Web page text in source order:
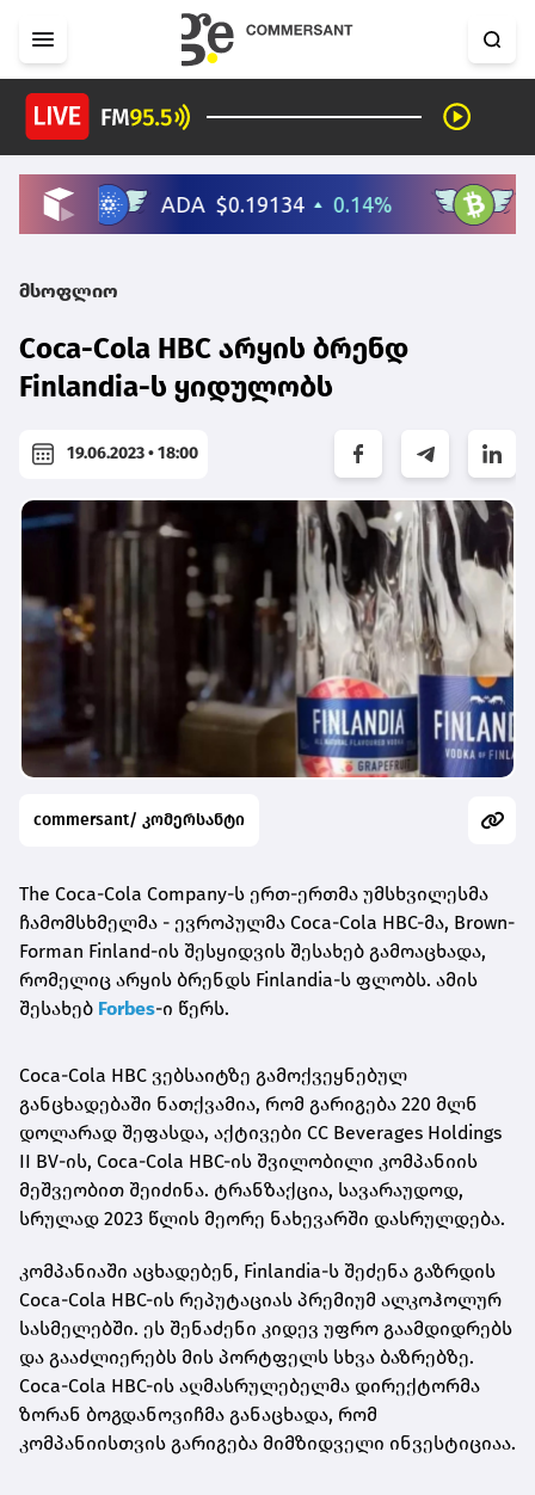
მსოფლიო
Coca-Cola HBC არყის ბრენდ
Finlandia-ს ყიდულობს
19.06.2023 • 18:00
commersant/ კომერსანტი
The Coca-Cola Company-ს ერთ-ერთმა უმსხვილესმა
ჩამომსხმელმა - ევროპულმა Coca-Cola HBC-მა, Brown-
Forman Finland-ის შესყიდვის შესახებ გამოაცხადა,
რომელიც არყის ბრენდს Finlandia-ს ფლობს. ამის
შესახებ Forbes-ი წერს.
Coca-Cola HBC ვებსაიტზე გამოქვეყნებულ
განცხადებაში ნათქვამია, რომ გარიგება 220 მლნ
დოლარად შეფასდა, აქტივები CC Beverages Holdings
II BV-ის, Coca-Cola HBC-ის შვილობილი კომპანიის
მეშვეობით შეიძინა. ტრანზაქცია, სავარაუდოდ,
სრულად 2023 წლის მეორე ნახევარში დასრულდება.
კომპანიაში აცხადებენ, Finlandia-ს შეძენა გაზრდის
Coca-Cola HBC-ის რეპუტაციას პრემიუმ ალკოჰოლურ
სასმელებში. ეს შენაძენი კიდევ უფრო გაამდიდრებს
და გააძლიერებს მის პორტფელს სხვა ბაზრებზე.
Coca-Cola HBC-ის აღმასრულებელმა დირექტორმა
ზორან ბოგდანოვიჩმა განაცხადა, რომ
კომპანიისთვის გარიგება მიმზიდველი ინვესტიციაა.